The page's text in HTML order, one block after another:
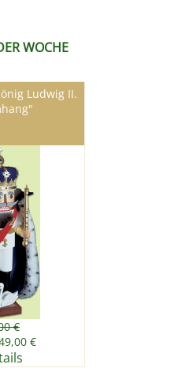
WOCHE
Ludwig II.
€
€